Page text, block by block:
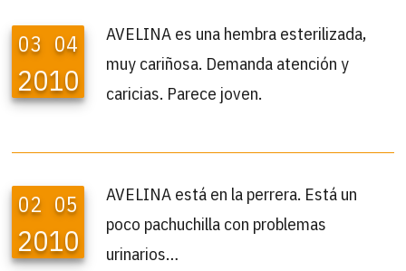
03 04
2010
AVELINA es una hembra esterilizada,
muy cariñosa. Demanda atención y
caricias. Parece joven.
02 05
2010
AVELINA está en la perrera. Está un
poco pachuchilla con problemas
urinarios…